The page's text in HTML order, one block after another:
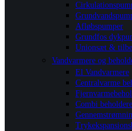
Afløbspumper
Grundfos
Unionsæt &
Vandvarmere og
El Vandvarmere
Centralvarme
Combi beholdere